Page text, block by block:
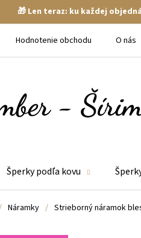
🎁 Len teraz: ku každej
Hodnotenie obchodu O nás
Šperky podľa kovu
Náramky / Strieborný náramok